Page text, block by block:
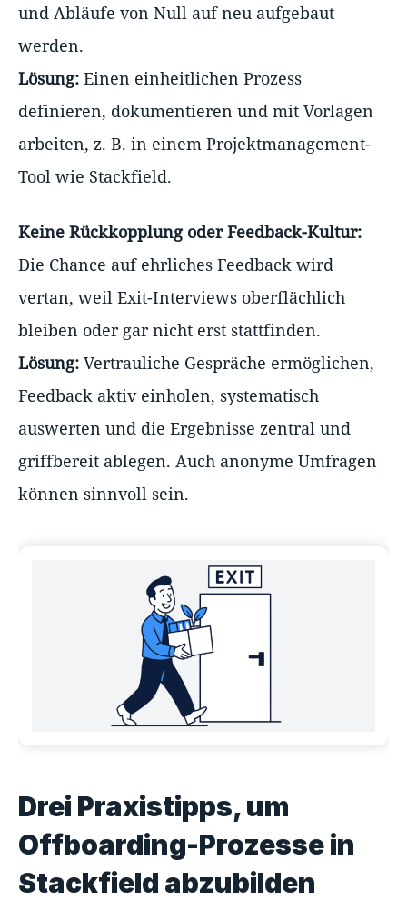
und Abläufe von Null auf neu aufgebaut
werden.
Lösung: Einen einheitlichen Prozess
definieren, dokumentieren und mit Vorlagen
arbeiten, z. B. in einem Projektmanagement-
Tool wie Stackfield.
Keine Rückkopplung oder Feedback-Kultur:
Die Chance auf ehrliches Feedback wird
vertan, weil Exit-Interviews oberflächlich
bleiben oder gar nicht erst stattfinden.
Lösung: Vertrauliche Gespräche ermöglichen,
Feedback aktiv einholen, systematisch
auswerten und die Ergebnisse zentral und
griffbereit ablegen. Auch anonyme Umfragen
können sinnvoll sein.
Drei Praxistipps, um
Offboarding-Prozesse in
Stackfield abzubilden